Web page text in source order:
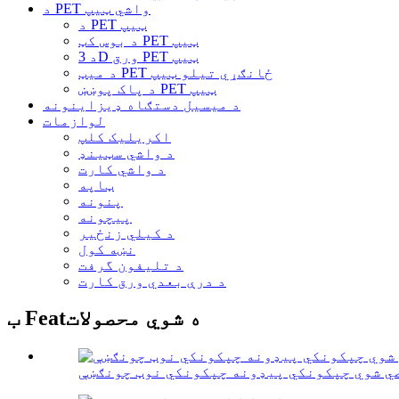
د PET واشي ټیپ
د PET ټیپ
د بوس کټ PET ټیپ
د 3D ورق PET ټیپ
د میټ PET ځانګړي تیلو ټیپ
د پاک پوښښ PET ټیپ
د میسیل دستګاه ډیزاینونه
لوازمات
اکریلیک کلپ
د واشي سټینډ
د واشي کارت
ټاپه
پنونه
پیچونه
د کیلي زنځیر
نښه کول
د تلیفون گرفت
د درې بعدي ورق کارت
ب Featه شوي محصولات
شوي چپکونکي پیډونه چپکونکي نوټ چونګښې